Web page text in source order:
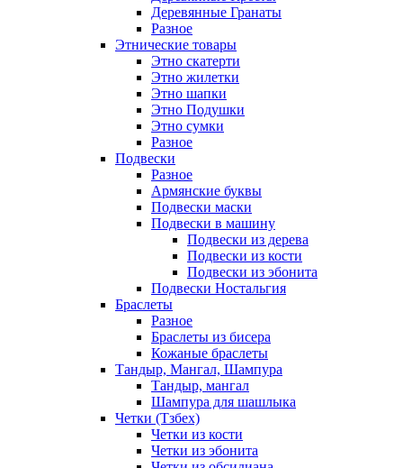
Деревянные Гранаты
Разное
Этнические товары
Этно скатерти
Этно жилетки
Этно шапки
Этно Подушки
Этно сумки
Разное
Подвески
Разное
Армянские буквы
Подвески маски
Подвески в машину
Подвески из дерева
Подвески из кости
Подвески из эбонита
Подвески Ностальгия
Браслеты
Разное
Браслеты из бисера
Кожаные браслеты
Тандыр, Мангал, Шампура
Тандыр, мангал
Шампура для шашлыка
Четки (Тзбех)
Четки из кости
Четки из эбонита